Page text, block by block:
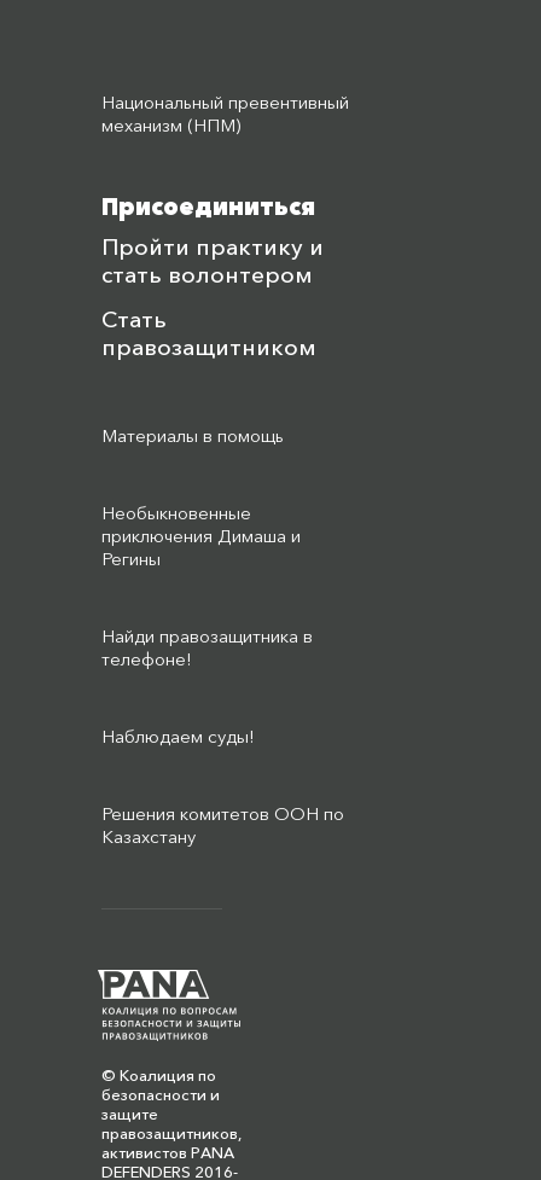
© Коалиция по
безопасности и
защите
правозащитников,
активистов PANA
DEFENDERS 2016-
Национальный превентивный
механизм (НПМ)
Присоединиться
Пройти практику и
стать волонтером
Стать
правозащитником
Материалы в помощь
Необыкновенные
приключения Димаша и
Регины
Найди правозащитника в
телефоне!
Наблюдаем суды!
Решения комитетов ООН по
Казахстану